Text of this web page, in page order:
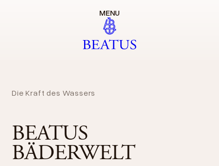
MENU
Die Kraft des Wassers
BEATUS
BÄDERWELT